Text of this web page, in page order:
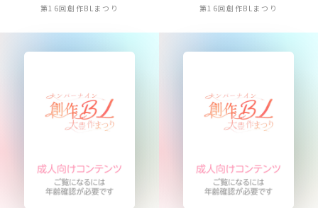
第16回創作BLまつり 第16回創作BLまつり